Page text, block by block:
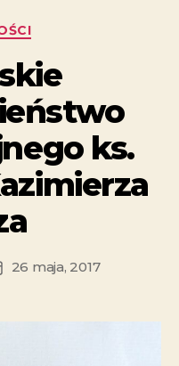
ks.
26 maja, 2017